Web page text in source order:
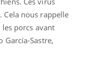
Cela nous rappelle
les porcs avant
García-Sastre,